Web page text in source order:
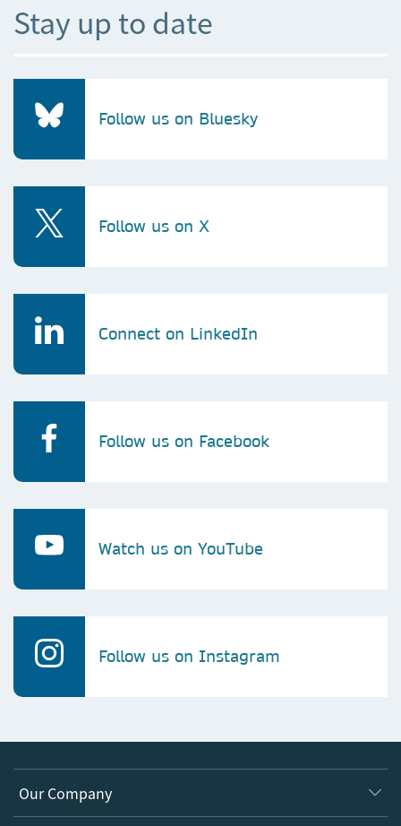
Stay up to date
Follow us on Bluesky
Follow us on X
Connect on LinkedIn
Follow us on Facebook
Watch us on YouTube
Follow us on Instagram
Our Company